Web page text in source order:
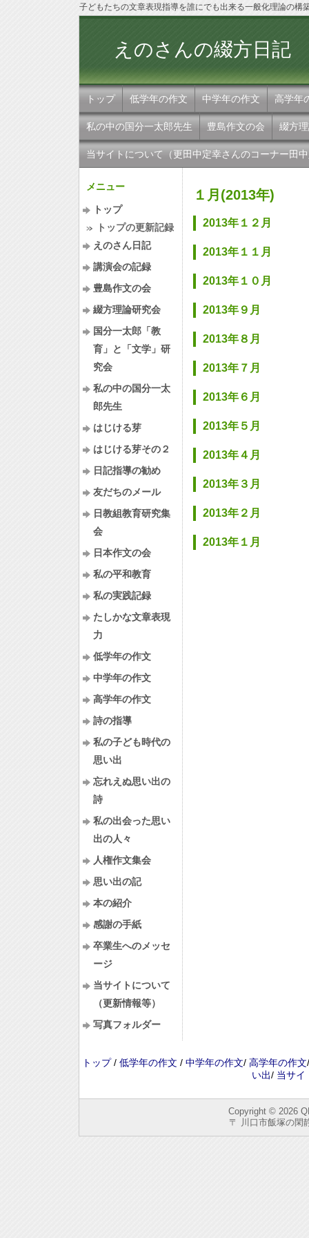
子どもたちの文章表現指導を誰にでも出来る一般化理論の構
えのさんの
トップ 低学年の作文 中学年の作文 高学年
私の中の国分一太郎先生 豊島作文の会 綴方
当サイトについて（更田中定幸さんのコーナー田
１月(2013年)
2013年１２月
2013年１１月
2013年１０月
2013年９月
2013年８月
2013年７月
2013年６月
2013年５月
2013年４月
2013年３月
2013年２月
2013年１月
メニュー
トップ
トップの更新記録
えのさん日記
講演会の記録
豊島作文の会
綴方理論研究会
国分一太郎「教
育」と「文学」研
究会
私の中の国分一太
郎先生
はじける芽
はじける芽その２
日記指導の勧め
友だちのメール
日教組教育研究集
会
日本作文の会
私の平和教育
私の実践記録
たしかな文章表現
力
低学年の作文
中学年の作文
高学年の作文
詩の指導
私の子ども時代の
思い出
忘れえぬ思い出の
詩
私の出会った思い
出の人々
人権作文集会
思い出の記
本の紹介
感謝の手紙
卒業生へのメッセ
ージ
当サイトについて
（更新情報等）
写真フォルダー
トップ/ 低学年の作文 / 中学年の作文/ 高学年の作文
い出/ 当サイ
Copyright © 2026
〒 川口市飯塚の閑